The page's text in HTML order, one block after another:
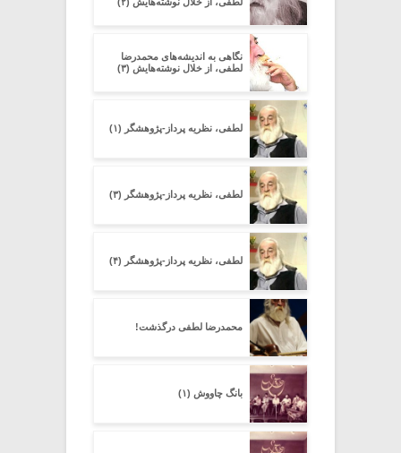
نگاهی به اندیشه‌های محمدرضا
لطفی، از خلال نوشته‌هایش (۳)
لطفی، نظریه پرداز-پژوهشگر (۱)
لطفی، نظریه پرداز-پژوهشگر (۳)
لطفی، نظریه پرداز-پژوهشگر (۴)
محمدرضا لطفی درگذشت!
بانگ چاووش (۱)